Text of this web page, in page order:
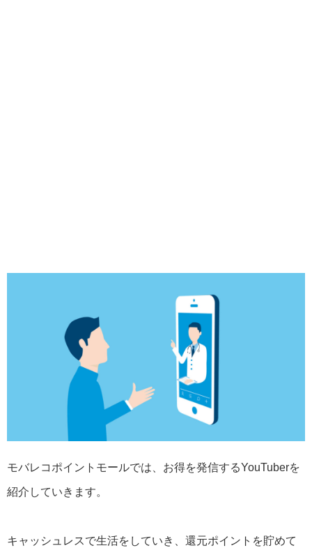
モバレコポイントモールでは、お得を発信するYouTuberを
紹介していきます。
キャッシュレスで生活をしていき、還元ポイントを貯めて